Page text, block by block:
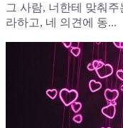
그 사람, 너한테 맞춰
라하고, 네 의견에 동...